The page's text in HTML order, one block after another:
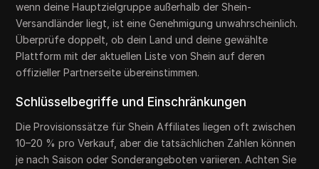
wenn deine Hauptzielgruppe außerhalb der Shein-
Versandländer liegt, ist eine Genehmigung unwahrscheinlich.
Überprüfe doppelt, ob dein Land und deine gewählte
Plattform mit der aktuellen Liste von Shein auf deren
offizieller Partnerseite übereinstimmen.
Schlüsselbegriffe und Einschränkungen
Die Provisionssätze für Shein Affiliates liegen oft zwischen
10–20 % pro Verkauf, aber die tatsächlichen Zahlen können
je nach Saison oder Sonderangeboten variieren. Achten Sie